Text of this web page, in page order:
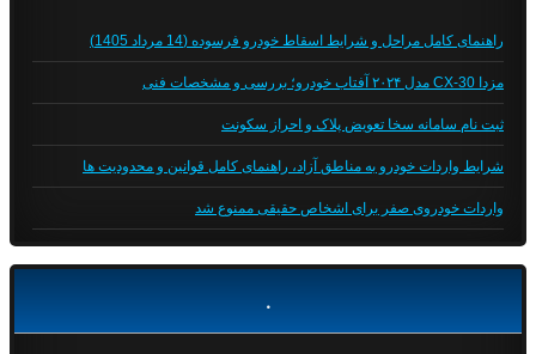
راهنمای کامل مراحل و شرایط اسقاط خودرو فرسوده (14 مرداد 1405)
مزدا CX-30 مدل ۲۰۲۴ آفتاب خودرو؛ بررسی و مشخصات فنی
ثبت نام سامانه سخا تعویض پلاک و احراز سکونت
شرایط واردات خودرو به مناطق آزاد، راهنمای کامل قوانین و محدودیت ها
واردات خودروی صفر برای اشخاص حقیقی ممنوع شد
.